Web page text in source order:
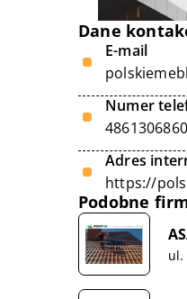
Dane
E-mail
Numer
Adres
https://
Podobne
ul.